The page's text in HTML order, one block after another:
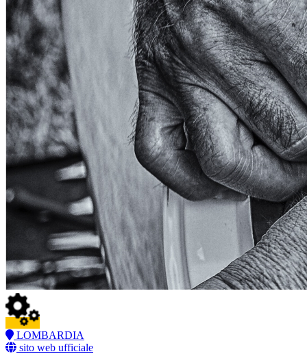
LOMBARDIA
sito web ufficiale